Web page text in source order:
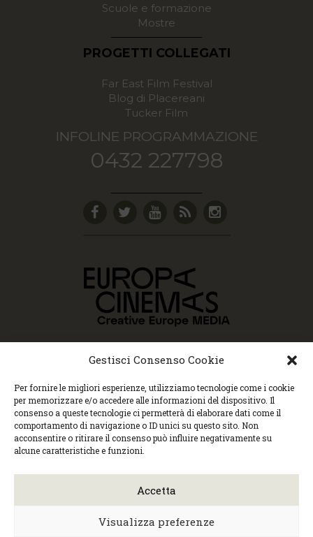
Gestisci Consenso Cookie
Per fornire le migliori esperienze, utilizziamo tecnologie come i cookie
per memorizzare e/o accedere alle informazioni del dispositivo. Il
consenso a queste tecnologie ci permetterà di elaborare dati come il
comportamento di navigazione o ID unici su questo sito. Non
acconsentire o ritirare il consenso può influire negativamente su
alcune caratteristiche e funzioni.
Accetta
Visualizza preferenze
Scuole e formazione
Mostre
PROGETTI COLLEGATI
Far East Film Festival
Blog di Placereani
Tucker Film
INFOLINE PROGRAMMAZIONE
0432 227798
Copyright © 2015 Cec, Tutti i diritti riservati. Nessun
contenuto può essere copiato o manipolato. Accedendo al
sito approvi la Policy sulla privacy e la Policy sui
Centro espressioni cinematografiche, via Villalta, 24 |
33100 Udine | tel. 0432 299545 | P.Iva 01295290306 |
204933 | Cinema Centrale, via Poscolle 8 | tel. 0432